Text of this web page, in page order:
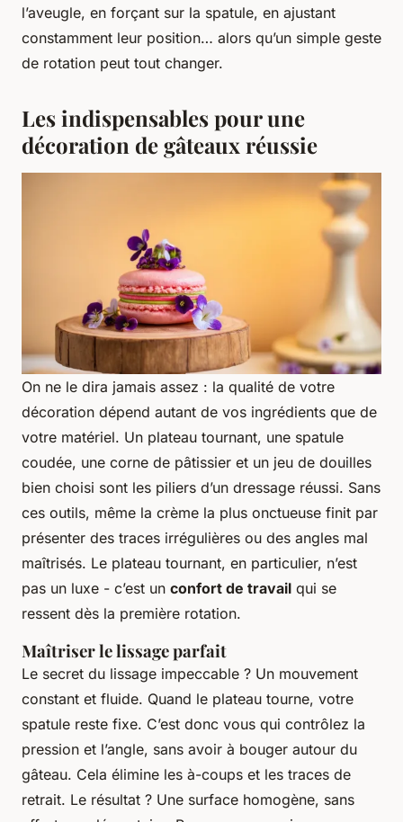
l’aveugle, en forçant sur la spatule, en ajustant
constamment leur position… alors qu’un simple geste
de rotation peut tout changer.
Les indispensables pour une
décoration de gâteaux réussie
On ne le dira jamais assez : la qualité de votre
décoration dépend autant de vos ingrédients que de
votre matériel. Un plateau tournant, une spatule
coudée, une corne de pâtissier et un jeu de douilles
bien choisi sont les piliers d’un dressage réussi. Sans
ces outils, même la crème la plus onctueuse finit par
présenter des traces irrégulières ou des angles mal
maîtrisés. Le plateau tournant, en particulier, n’est
pas un luxe - c’est un confort de travail qui se
ressent dès la première rotation.
Maîtriser le lissage parfait
Le secret du lissage impeccable ? Un mouvement
constant et fluide. Quand le plateau tourne, votre
spatule reste fixe. C’est donc vous qui contrôlez la
pression et l’angle, sans avoir à bouger autour du
gâteau. Cela élimine les à-coups et les traces de
retrait. Le résultat ? Une surface homogène, sans